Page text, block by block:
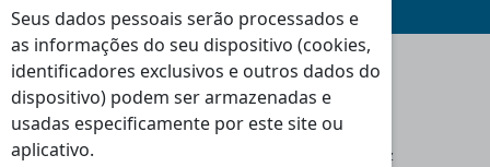
Seus dados pessoais serão processados e
as informações do seu dispositivo (cookies,
identificadores exclusivos e outros dados do
dispositivo) podem ser armazenadas e
usadas especificamente por este site ou
aplicativo.
Moradas
Loja Massamá:
Rua Indústrias 46-48 Massamá 2745-838 Queluz